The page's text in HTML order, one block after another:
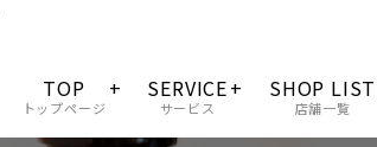
TOP
トップページ
会社概要
SERVICE
サービス
料金一覧
SHOP LIST
店舗一覧